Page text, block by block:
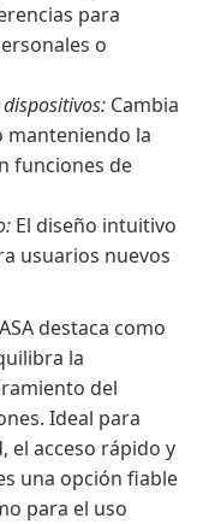
para
o
Cambia
manteniendo la
funciones de
El diseño intuitivo
usuarios nuevos
destaca como
la
del
Ideal para
el acceso rápido y
una opción fiable
para el uso